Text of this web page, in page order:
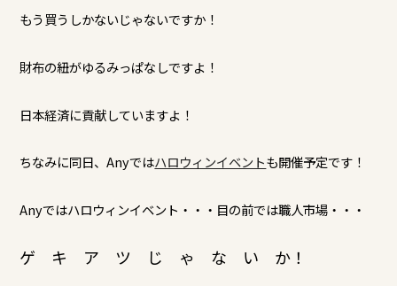
もう買うしかないじゃないですか！
財布の紐がゆるみっぱなしですよ！
日本経済に貢献していますよ！
ちなみに同日、Anyではハロウィンイベントも開催予定です！
Anyではハロウィンイベント・・・目の前では職人市場・・・
ゲ キ ア ツ じ ゃ な い か！